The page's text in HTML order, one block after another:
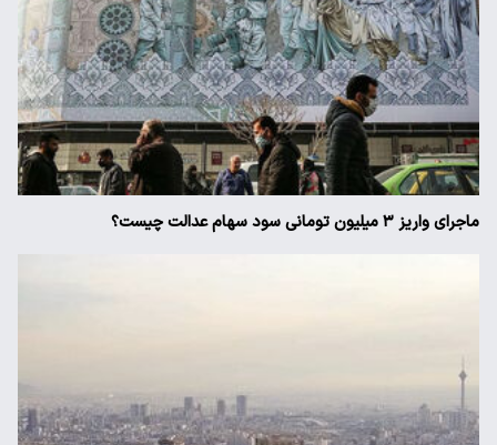
ماجرای واریز ۳ میلیون تومانی سود سهام عدالت چیست؟